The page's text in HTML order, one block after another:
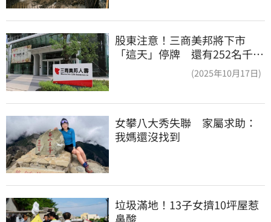
股東注意！三商美邦將下市
「這天」停牌 還有252名千張
(2025年10月17日)
女攀八大秀失聯　家屬求助：
我媽還沒找到
垃圾滿地！13子女擠10坪屋惹
鼻酸